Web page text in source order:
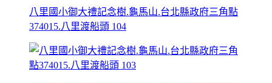
八里國小御大禮記念樹.龜馬山.台北縣政府三角點
374015.八里渡船頭 104